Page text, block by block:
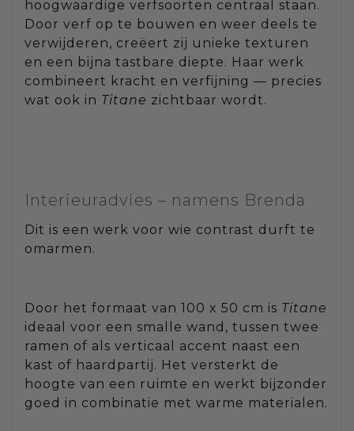
hoogwaardige verfsoorten centraal staan.
Door verf op te bouwen en weer deels te
verwijderen, creëert zij unieke texturen
en een bijna tastbare diepte. Haar werk
combineert kracht en verfijning — precies
wat ook in Titane zichtbaar wordt.
Interieuradvies – namens Brenda
Dit is een werk voor wie contrast durft te
omarmen.
Door het formaat van 100 x 50 cm is Titane
ideaal voor een smalle wand, tussen twee
ramen of als verticaal accent naast een
kast of haardpartij. Het versterkt de
hoogte van een ruimte en werkt bijzonder
goed in combinatie met warme materialen.